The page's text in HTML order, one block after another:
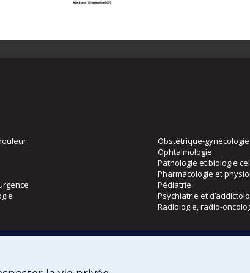
Obstétrique-gynécologie
Ophtalmologie
Pathologie et biologie
Pharmacologie et
Pédiatrie
Psychiatrie et
Radiologie, radio-